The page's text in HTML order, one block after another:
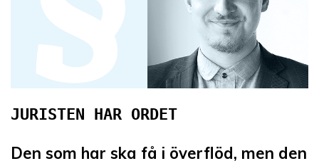
JURISTEN HAR ORDET
Den som har ska få i överflöd, men den